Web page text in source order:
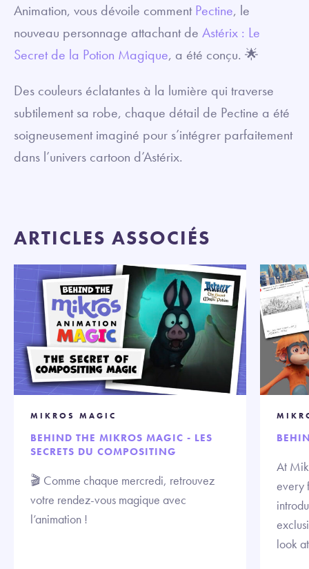
Animation, vous dévoile commentPectine, le
nouveau personnage attachant de Astérix : Le
Secret de la Potion Magique, a été conçu. 🌟
Des couleurs éclatantes à la lumière qui traverse
subtilement sa robe, chaque détail de Pectine a été
soigneusement imaginé pour s’intégrer parfaitement
dans l’univers cartoon d’Astérix.
ARTICLES ASSOCIÉS
MIKROS MAGIC
BEHIND THE MIKROS MAGIC - LES
SECRETS DU COMPOSITING
🎬 Comme chaque mercredi, retrouvez
votre rendez-vous magique avec
l’animation !
At
every
look